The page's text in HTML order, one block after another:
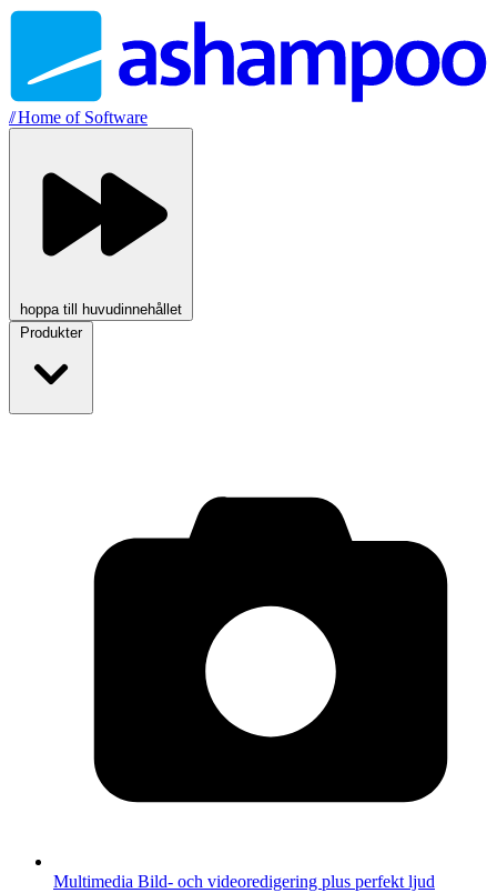
//Home of Software
hoppa till huvudinnehållet
Produkter
Multimedia Bild- och videoredigering plus perfekt ljud